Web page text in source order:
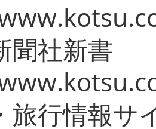
聞社新書
旅行情報サ